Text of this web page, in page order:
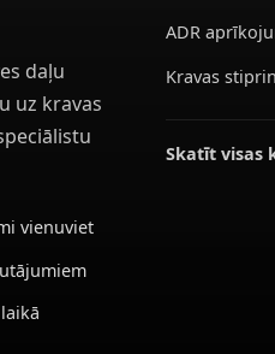
daļu
uz kravas
vienuviet
ADR
Kravas
Skatīt visas